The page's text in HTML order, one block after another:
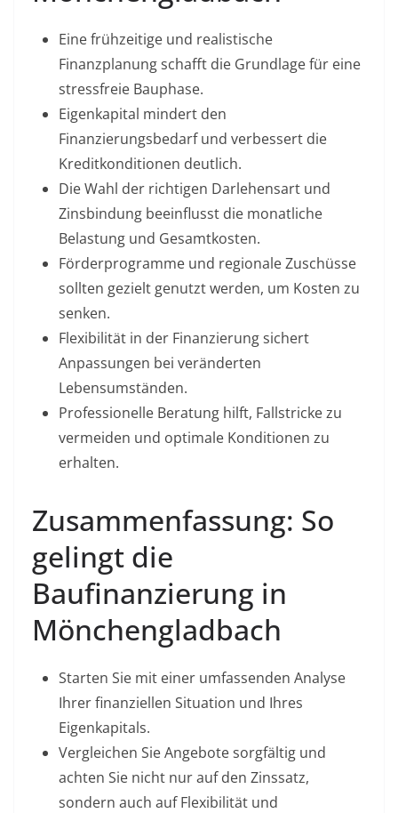
Eine frühzeitige und realistische
Finanzplanung schafft die Grundlage für eine
stressfreie Bauphase.
Eigenkapital mindert den
Finanzierungsbedarf und verbessert die
Kreditkonditionen deutlich.
Die Wahl der richtigen Darlehensart und
Zinsbindung beeinflusst die monatliche
Belastung und Gesamtkosten.
Förderprogramme und regionale Zuschüsse
sollten gezielt genutzt werden, um Kosten zu
senken.
Flexibilität in der Finanzierung sichert
Anpassungen bei veränderten
Lebensumständen.
Professionelle Beratung hilft, Fallstricke zu
vermeiden und optimale Konditionen zu
erhalten.
Zusammenfassung: So
gelingt die
Baufinanzierung in
Mönchengladbach
Starten Sie mit einer umfassenden Analyse
Ihrer finanziellen Situation und Ihres
Eigenkapitals.
Vergleichen Sie Angebote sorgfältig und
achten Sie nicht nur auf den Zinssatz,
sondern auch auf Flexibilität und